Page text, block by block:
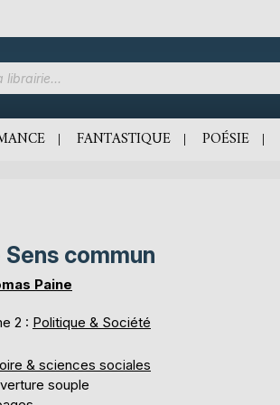
FANTASTIQUE POÉSIE
Sens commun
Paine
2 : Politique & Société
& sciences sociales
souple